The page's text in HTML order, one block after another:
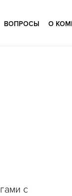
ВОПРОСЫ О
с